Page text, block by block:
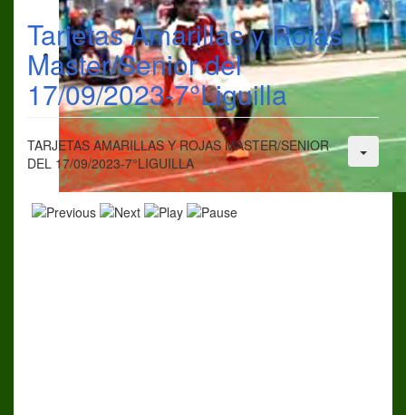
Tarjetas Amarillas y Rojas
Master/Senior del
17/09/2023-7°Liguilla
TARJETAS AMARILLAS Y ROJAS MASTER/SENIOR
DEL 17/09/2023-7°LIGUILLA